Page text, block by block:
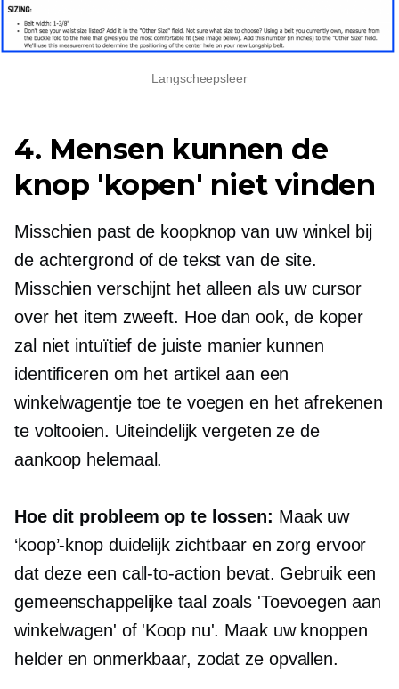
Langscheepsleer
4. Mensen kunnen de
knop 'kopen' niet vinden
Misschien past de koopknop van uw winkel bij
de achtergrond of de tekst van de site.
Misschien verschijnt het alleen als uw cursor
over het item zweeft. Hoe dan ook, de koper
zal niet intuïtief de juiste manier kunnen
identificeren om het artikel aan een
winkelwagentje toe te voegen en het afrekenen
te voltooien. Uiteindelijk vergeten ze de
aankoop helemaal.
Hoe dit probleem op te lossen: Maak uw
‘koop’-knop duidelijk zichtbaar en zorg ervoor
dat deze een call-to-action bevat. Gebruik een
gemeenschappelijke taal zoals 'Toevoegen aan
winkelwagen' of 'Koop nu'. Maak uw knoppen
helder en onmerkbaar, zodat ze opvallen.